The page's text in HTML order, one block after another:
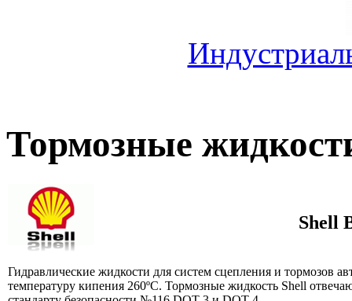
Тормозные
Shell
Гидравлические жидкости для систем сцепления и тормозов
температуру кипения 260ºС. Тормозные жидкость Shell